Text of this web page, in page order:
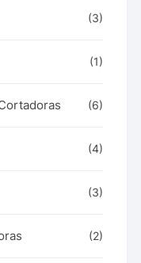
(3)
(1)
(6)
(4)
(3)
(2)